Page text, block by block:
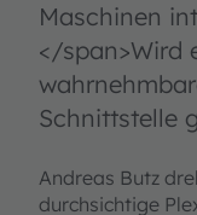
Maschinen
</span>Wird
Schnittstelle
Andreas Butz
durchsichtige